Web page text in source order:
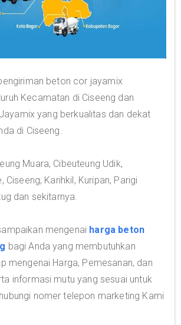
beton cor jayamix
Kecamatan di Ciseeng dan
yang berkualitas dan dekat
di Ciseeng.
Muara, Cibeuteung Udik,
Ciseeng, Karihkil, Kuripan, Parigi
dan sekitarnya.
mengenai harga beton
bagi Anda yang membutuhkan
mengenai Harga, Pemesanan, dan
informasi mutu yang sesuai untuk
nomer telepon marketing Kami